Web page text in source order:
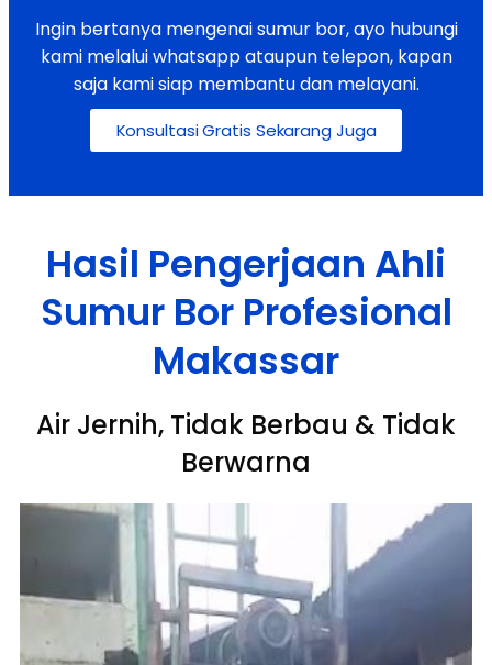
Ingin bertanya mengenai sumur bor, ayo hubungi
kami melalui whatsapp ataupun telepon, kapan
saja kami siap membantu dan melayani.
Konsultasi Gratis Sekarang Juga
Hasil Pengerjaan Ahli
Sumur Bor Profesional
Makassar
Air Jernih, Tidak Berbau & Tidak
Berwarna